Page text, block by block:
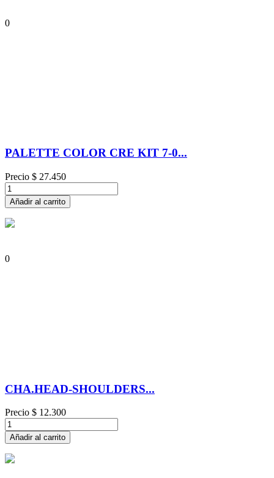
0
PALETTE COLOR CRE KIT 7-0...
Precio $ 27.450
Añadir al carrito
0
CHA.HEAD-SHOULDERS...
Precio $ 12.300
Añadir al carrito